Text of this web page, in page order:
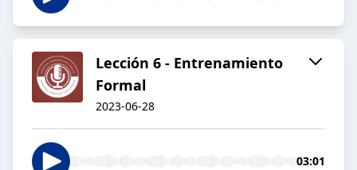
Lección 6 - Entrenamiento
Formal
2023-06-28
03:01